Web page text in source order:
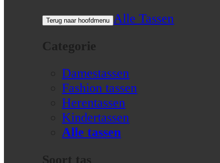
Terug naar hoofdmenu Alle Tassen
Categorie
Damestassen
Fashion tassen
Herentassen
Kindertassen
Alle tassen
Soort tas